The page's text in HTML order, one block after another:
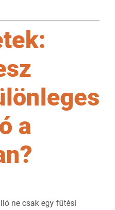
a
ne csak egy fűtési